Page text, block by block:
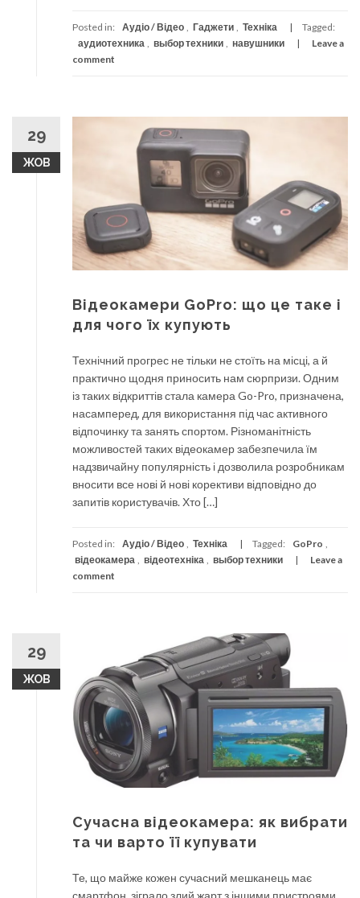
Posted in: Аудіо / Відео Гаджети Техніка
Tagged:
аудиотехника
выбор техники навушники
Leave a
comment
29
ЖОВ
Відеокамери GoPro: що це таке і
для чого їх купують
Технічний прогрес не тільки не стоїть на місці, а й
практично щодня приносить нам сюрпризи. Одним
із таких відкриттів стала камера Go-Pro, призначена,
насамперед, для використання під час активного
відпочинку та занять спортом. Різноманітність
можливостей таких відеокамер забезпечила їм
надзвичайну популярність і дозволила розробникам
вносити все нові й нові корективи відповідно до
запитів користувачів. Хто […]
Posted in: Аудіо / Відео , Техніка Tagged: GoPro ,
відеокамера , відеотехніка , выбор техники
Leave a
comment
29
ЖОВ
Сучасна відеокамера: як вибрати
та чи варто її купувати
Те, що майже кожен сучасний мешканець має
смартфон, зіграло злий жарт з іншими пристроями,